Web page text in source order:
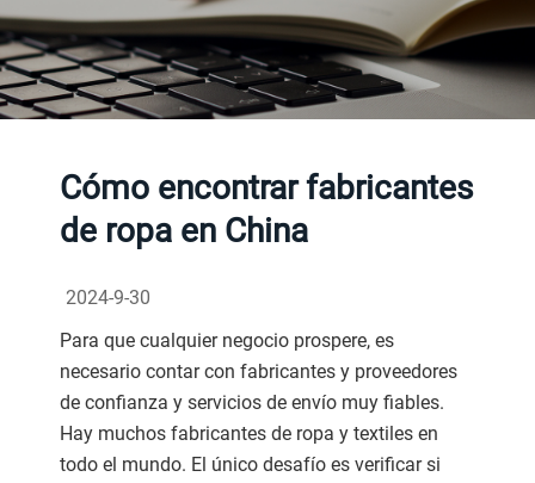
Cómo encontrar fabricantes
de ropa en China
2024-9-30
Para que cualquier negocio prospere, es
necesario contar con fabricantes y proveedores
de confianza y servicios de envío muy fiables.
Hay muchos fabricantes de ropa y textiles en
todo el mundo. El único desafío es verificar si